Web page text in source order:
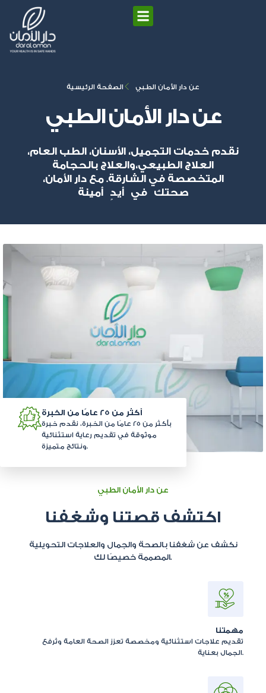
الصفحة الرئيسية عن دار الأمان الطبي
عن دار الأمان الطبي
نقدم خدمات التجميل، الأسنان، الطب العام،
العلاج الطبيعي،والعلاج بالحجامة
المتخصصة في الشارقة. مع دار الأمان،
صحتك في أيدٍ أمينة
أكثر من 25 عامًا من الخبرة
بأكثر من 25 عامًا من الخبرة، نقدم خبرة
موثوقة في تقديم رعاية استثنائية
ونتائج متميزة.
عن دار الأمان الطبي
اكتشف قصتنا وشغفنا
نكشف عن شغفنا بالصحة والجمال والعلاجات التحويلية
المصممة خصيصًا لك.
مهمتنا
تقديم علاجات استثنائية ومخصصة تعزز الصحة العامة وتُرفع
الجمال بعناية.